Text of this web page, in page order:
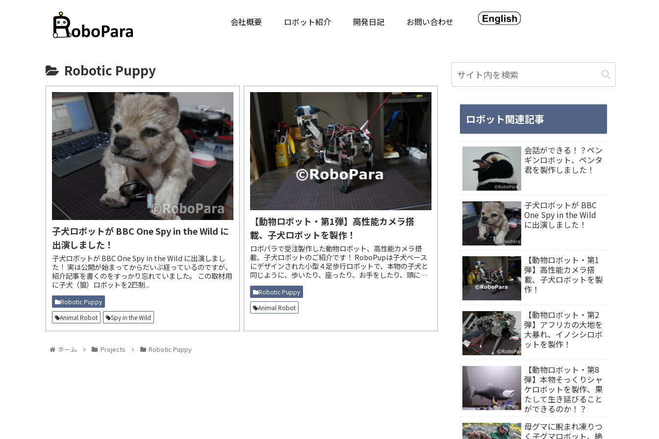
会社概要 ロボット紹介 開発日記 お問い合わせ
Robotic Puppy
子犬ロボットが BBC One Spy in the Wild に
出演しました！
子犬ロボットが BBC One Spy in the Wild に出演しまし
た！ 実は公開が始まってからだいぶ経っているのですが、
紹介記事を書くのをすっかり忘れていました。 この取材用
に子犬（狼）ロボットを2匹制...
Robotic Puppy
Animal Robot
Spy in the Wild
【動物ロボット・第1弾】高性能カメラ搭
載、子犬ロボットを製作！
ロボパラで受注製作した動物ロボット、高性能カメラ搭
載、子犬ロボットのご紹介です！ RoboPupは子犬ベース
にデザインされた小型４足歩行ロボットで、本物の子犬と
同じように、歩いたり、座ったり、お手をしたり、頭に取
り付けられたカメラでス...
Robotic Puppy
Animal Robot
ホーム Projects Robotic Puppy
ロボット関連記事
会話ができる！？ペン
ギンロボット、ペンタ
君を製作しました！
子犬ロボットが BBC
One Spy in the Wild
に出演しました！
【動物ロボット・第1
弾】高性能カメラ搭
載、子犬ロボットを製
作！
【動物ロボット・第2
弾】アフリカの大地を
大暴れ、イノシシロボ
ットを製作！
【動物ロボット・第8
弾】本物そっくりシャ
ケロボットを製作、果
たして生き延びること
ができるのか！？
母グマに睨まれ凍りつ
く子グマロボット、絶